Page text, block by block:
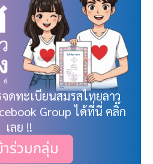
ดทะเบียนสมรสไทยลาว
Group ได้ที่นี่ คลิ๊ก
เลย !!
าร่วมกลุ่ม